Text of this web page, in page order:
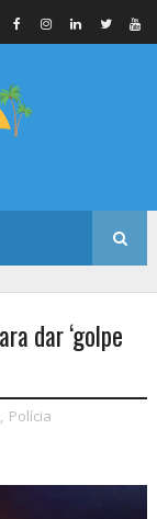
dar ‘golpe
, Polícia